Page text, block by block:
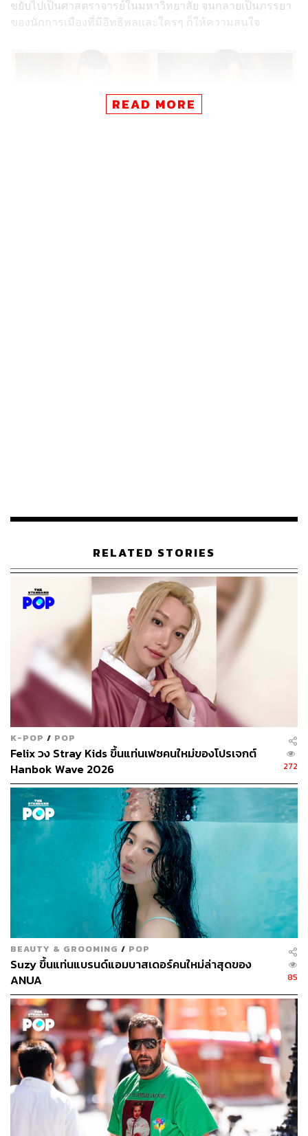
ขยับไปเป็นศาสตราจารย์ในมหาวิทยาลัย จนกลายเป็นภรรยา
ของนักการเมืองที่มีอิทธิพลและใครๆ ก็ให้ความสนใจ
นอกจากนี้ ฉากเปิดแต่ละตอน จังหวะการเล่าเรื่อง เพลง
ประกอบ ฯลฯ ก็เห็นได้ชัดว่าทั้งสองเวอร์ชันนำเสนอแตกต่าง
กันพอสมควร แม้จะมีข้อติว่าเวอร์ชัน 8 ตอนมีความเป็น
ภาพยนตร์และดำเนินเรื่องเนิบช้าไปบ้าง แต่ทั้งนี้ทั้งนั้น ฝีมือ
การแสดงของซูจีที่ดำเนินเรื่องเป็นหลักก็สามารถดึงความ
สนใจเราได้อยู่หมัด กับการเฝ้ามองความเปลี่ยนแปลงของตัว
ละคร เช่นเดียวกับตัวละครแวดล้อมอื่นๆ โดยเฉพาะคิมจุนฮัน
ซึ่งบทบาทของเขาพลิกจากPrison Playbook
Playlist
ไปแบบสุดขั้วทีเดียว
“ข้อดีที่สุดของการเป็นคนรวย คือการไม่ต้องอ้อนวอนให้ใคร
ช่วยล่ะมั้ง”
อียูมีเป็นเด็กหัวไว ทำทุกอย่างได้ตามที่หมายมั่น ได้รับความ
สนใจจากคนรอบข้างมาตลอด เมื่อเจอกับความผิดหวังก็พลัน
พังทลายจนต้องใช้เรื่องหลอกลวงเป็นเกราะป้องกัน คำโกหก
ถูกเอ่ยอย่างเป็นธรรมชาติ ครั้งแรกอาจเริ่มจากการทำให้พ่อ
แม่สบายใจ ทำให้ตัวเองเป็นที่รัก แล้วก็เริ่มได้เรียนรู้ว่ามันยัง
ทำให้เธอได้สิ่งที่ต้องการง่ายขึ้นกว่าเดิมโดยไม่ต้องพยายาม
‘โดยไม่ต้องพยายาม’ จริงๆ หลังจากที่พ่อเสียชีวิตและเธอก็ถูก
จับได้ว่าโกหกตัวตนขึ้นมา ยูมีก็ทำงานหาเช้ากินค่ำอย่างหนัก
READ MORE
RELATED STORIES
K-POP / POP
Felix วง Stray Kids ขึ้นแท่นเฟซคนใหม่ของโปรเจกต์
Hanbok Wave 2026
272
BEAUTY & GROOMING / POP
Suzy ขึ้นแท่นแบรนด์แอมบาสเดอร์คนใหม่ล่าสุดของ
ANUA
85